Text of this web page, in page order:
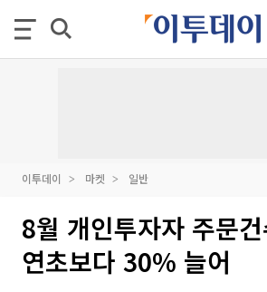
이투데이 마켓 일반
8월 개인투자자 주문
연초보다 30% 늘어